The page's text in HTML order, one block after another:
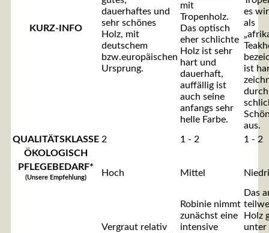
KURZ-INFO
dauerhaftes und
sehr schönes
Holz, mit
deutschem
bzw.europäischen
Ursprung.
mit
Tropenholz.
Das optisch
eher schlichte
Holz ist sehr
hart und
dauerhaft,
auffällig ist
auch seine
anfangs sehr
helle Farbe.
es
als
ist
aus.
QUALITÄTSKLASSE 2 1 - 2
1 - 2
ÖKOLOGISCH
PFLEGEBEDARF*
(Unsere Empfehlung) Hoch Mittel
Vergraut relativ
Robinie nimmt
zunächst eine
intensive
Das
Holz
unter